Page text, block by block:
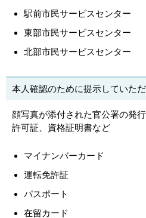
駅前市民サービスセンター
東部市民サービスセンター
北部市民サービスセンター
本人確認のために提示していた
顔写真が添付された官公署の発
許可証、資格証明書など
マイナンバーカード
運転免許証
パスポート
在留カード